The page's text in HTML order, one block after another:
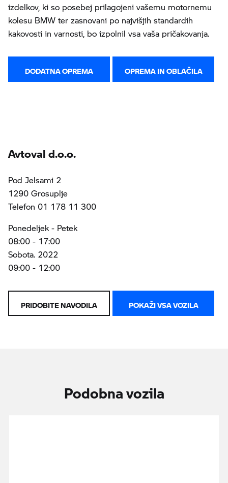
izdelkov, ki so posebej prilagojeni vašemu motornemu
kolesu BMW ter zasnovani po najvišjih standardih
kakovosti in varnosti, bo izpolnil vsa vaša pričakovanja.
DODATNA OPREMA OPREMA IN OBLAČILA
Avtoval d.o.o.
Pod Jelsami 2
1290 Grosuplje
Telefon 01 178 11 300
Ponedeljek - Petek
08:00 - 17:00
Sobota. 2022
09:00 - 12:00
PRIDOBITE NAVODILA POKAŽI VSA VOZILA
Podobna vozila